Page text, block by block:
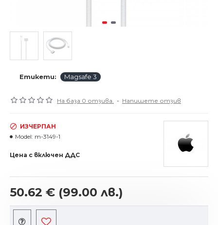
Етикети: Magsafe 3
На база 0 отзива. - Напишете отзив
50.62 € (99.00 лв.)
ИЗЧЕРПАН
Model: m-3149-1
Цена с включен ДДС